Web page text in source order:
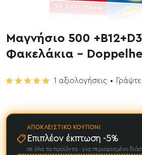
Μαγνήσιο 500
Φακελάκια -
1 αξιολογήσεις •
ΑΠΟΚΛΕΙΣΤΙΚΌ ΚΟΥΠΌΝΙ
Επιπλέον έκπτωση -5%
σε όλα τα προϊόντα · για περιορισμένο